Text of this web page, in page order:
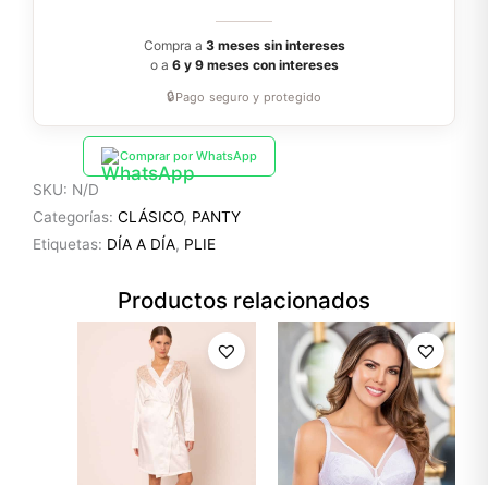
Compra a 3 meses sin intereses
o a 6 y 9 meses con intereses
🔒Pago seguro y protegido
Comprar por WhatsApp
SKU: N/D
Categorías: CLÁSICO, PANTY
Etiquetas: DÍA A DÍA, PLIE
Productos relacionados